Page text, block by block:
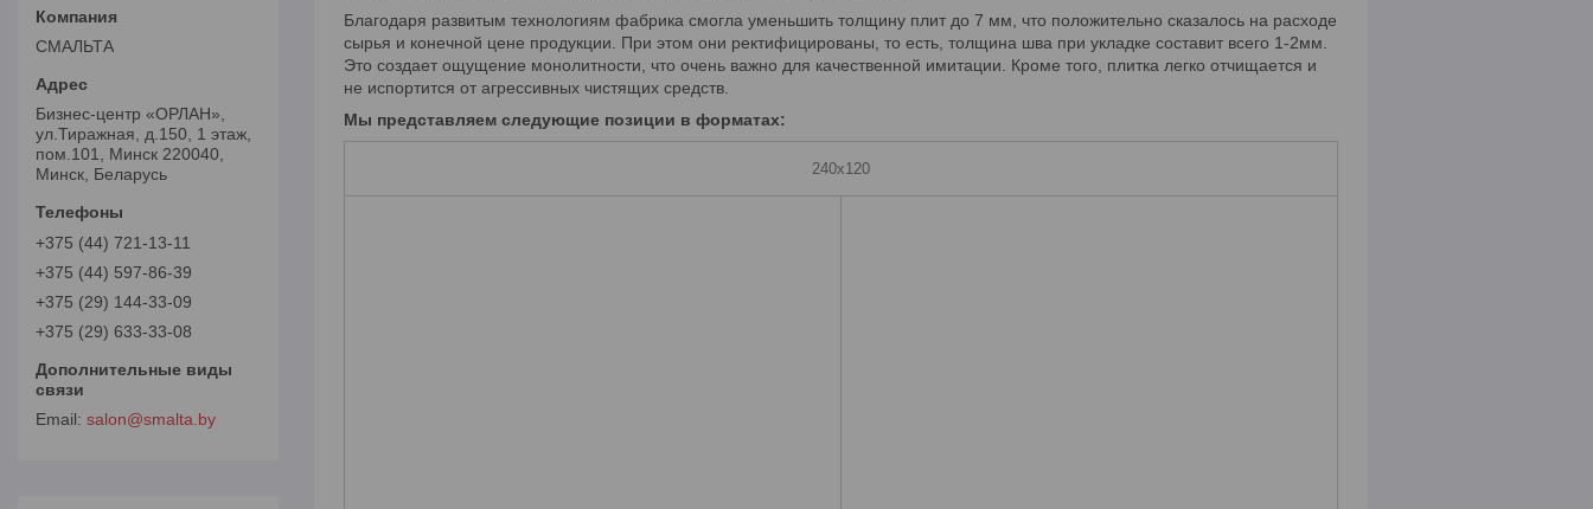
Благодаря развитым технологиям фабрика смогла уменьшить толщину плит до 7 мм, что положительно сказалось на расходе
сырья и конечной цене продукции. При этом они ректифицированы, то есть, толщина шва при укладке составит всего 1-2мм.
Это создает ощущение монолитности, что очень важно для качественной имитации. Кроме того, плитка легко отчищается и
не испортится от агрессивных чистящих средств.
Мы представляем следующие позиции в форматах:
240х120
СМАЛЬТА
Бизнес-центр «ОРЛАН»,
ул.Тиражная, д.150, 1 этаж,
пом.101, Минск 220040,
Минск, Беларусь
+375 (44) 721-13-11
+375 (44) 597-86-39
+375 (29) 144-33-09
+375 (29) 633-33-08
salon@smalta.by